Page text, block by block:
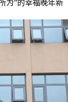
为”的幸福晚年新